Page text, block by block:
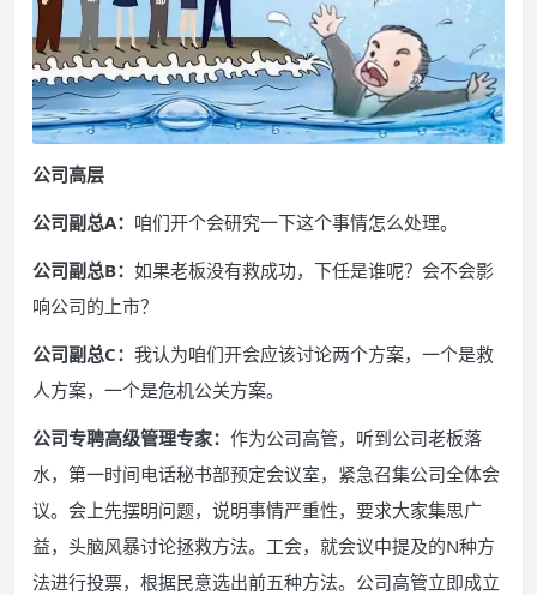
公司高层
公司副总A： 咱们开个会研究一下这个事情怎么处理。
公司副总B： 如果老板没有救成功，下任是谁呢？会不会影
响公司的上市？
公司副总C： 我认为咱们开会应该讨论两个方案，一个是救
人方案，一个是危机公关方案。
公司专聘高级管理专家： 作为公司高管，听到公司老板落
水，第一时间电话秘书部预定会议室，紧急召集公司全体会
议。会上先摆明问题，说明事情严重性，要求大家集思广
益，头脑风暴讨论拯救方法。工会，就会议中提及的N种方
法进行投票，根据民意选出前五种方法。公司高管立即成立